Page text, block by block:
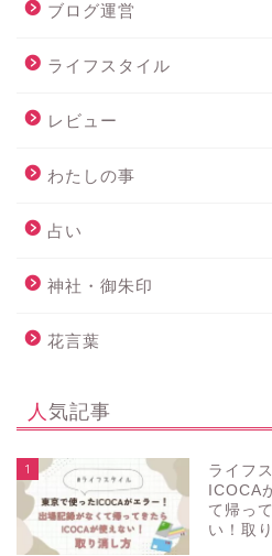
ブログ運営
ライフスタイル
レビュー
わたしの事
占い
神社・御朱印
花言葉
人気記事
1
ライフ
ICOCA
て帰っ
い！取